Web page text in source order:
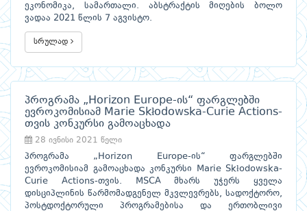
ეკონომიკა, სამართალი. აბსტრაქტის მიღების ბოლო
ვადაა 2021 წლის 7 აგვისტო.
სრულად
პროგრამა „Horizon Europe-ის“ ფარგლებში
ევროკომისიამ Marie Skłodowska-Curie Actions-
თვის კონკურსი გამოაცხადა
28 ივნისი 2021 წელი
პროგრამა „Horizon Europe-ის“ ფარგლებში
ევროკომისიამ გამოაცხადა კონკურსი Marie Skłodowska-
Curie Actions-თვის. MSCA მხარს უჭერს ყველა
დისციპლინის წარმომადგენელ მკვლევრებს, სადოქტორო,
პოსტდოქტორული პროგრამებისა და ერთობლივი